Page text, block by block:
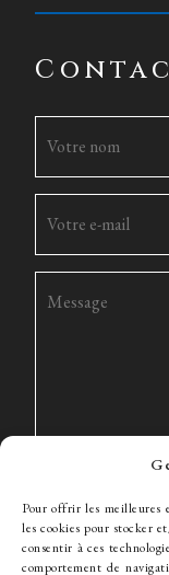
Pour offrir les meilleures
les cookies pour stocker
consentir à ces
comportement de